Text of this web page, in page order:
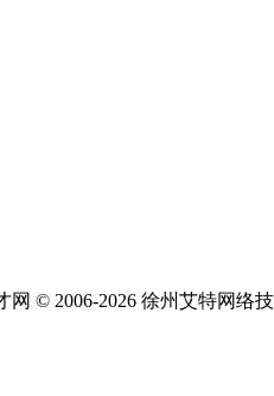
© 2006-2026 徐州艾特网络